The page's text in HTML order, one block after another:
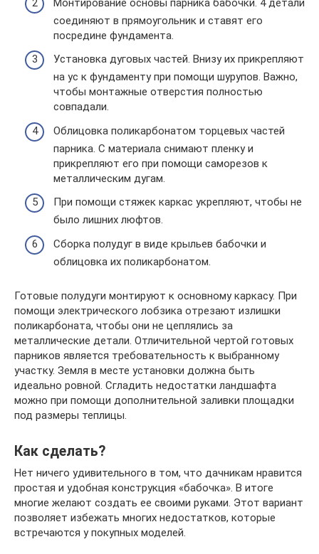
соединяют в прямоугольник и ставят его
посредине фундамента.
Установка дуговых частей. Внизу их прикрепляют
на ус к фундаменту при помощи шурупов. Важно,
чтобы монтажные отверстия полностью
совпадали.
Облицовка поликарбонатом торцевых частей
парника. С материала снимают пленку и
прикрепляют его при помощи саморезов к
металлическим дугам.
При помощи стяжек каркас укрепляют, чтобы не
было лишних люфтов.
Сборка полудуг в виде крыльев бабочки и
облицовка их поликарбонатом.
Готовые полудуги монтируют к основному каркасу. При
помощи электрического лобзика отрезают излишки
поликарбоната, чтобы они не цеплялись за
металлические детали. Отличительной чертой готовых
парников является требовательность к выбранному
участку. Земля в месте установки должна быть
идеально ровной. Сгладить недостатки ландшафта
можно при помощи дополнительной заливки площадки
под размеры теплицы.
Как сделать?
Нет ничего удивительного в том, что дачникам нравится
простая и удобная конструкция «бабочка». В итоге
многие желают создать ее своими руками. Этот вариант
позволяет избежать многих недостатков, которые
встречаются у покупных моделей.